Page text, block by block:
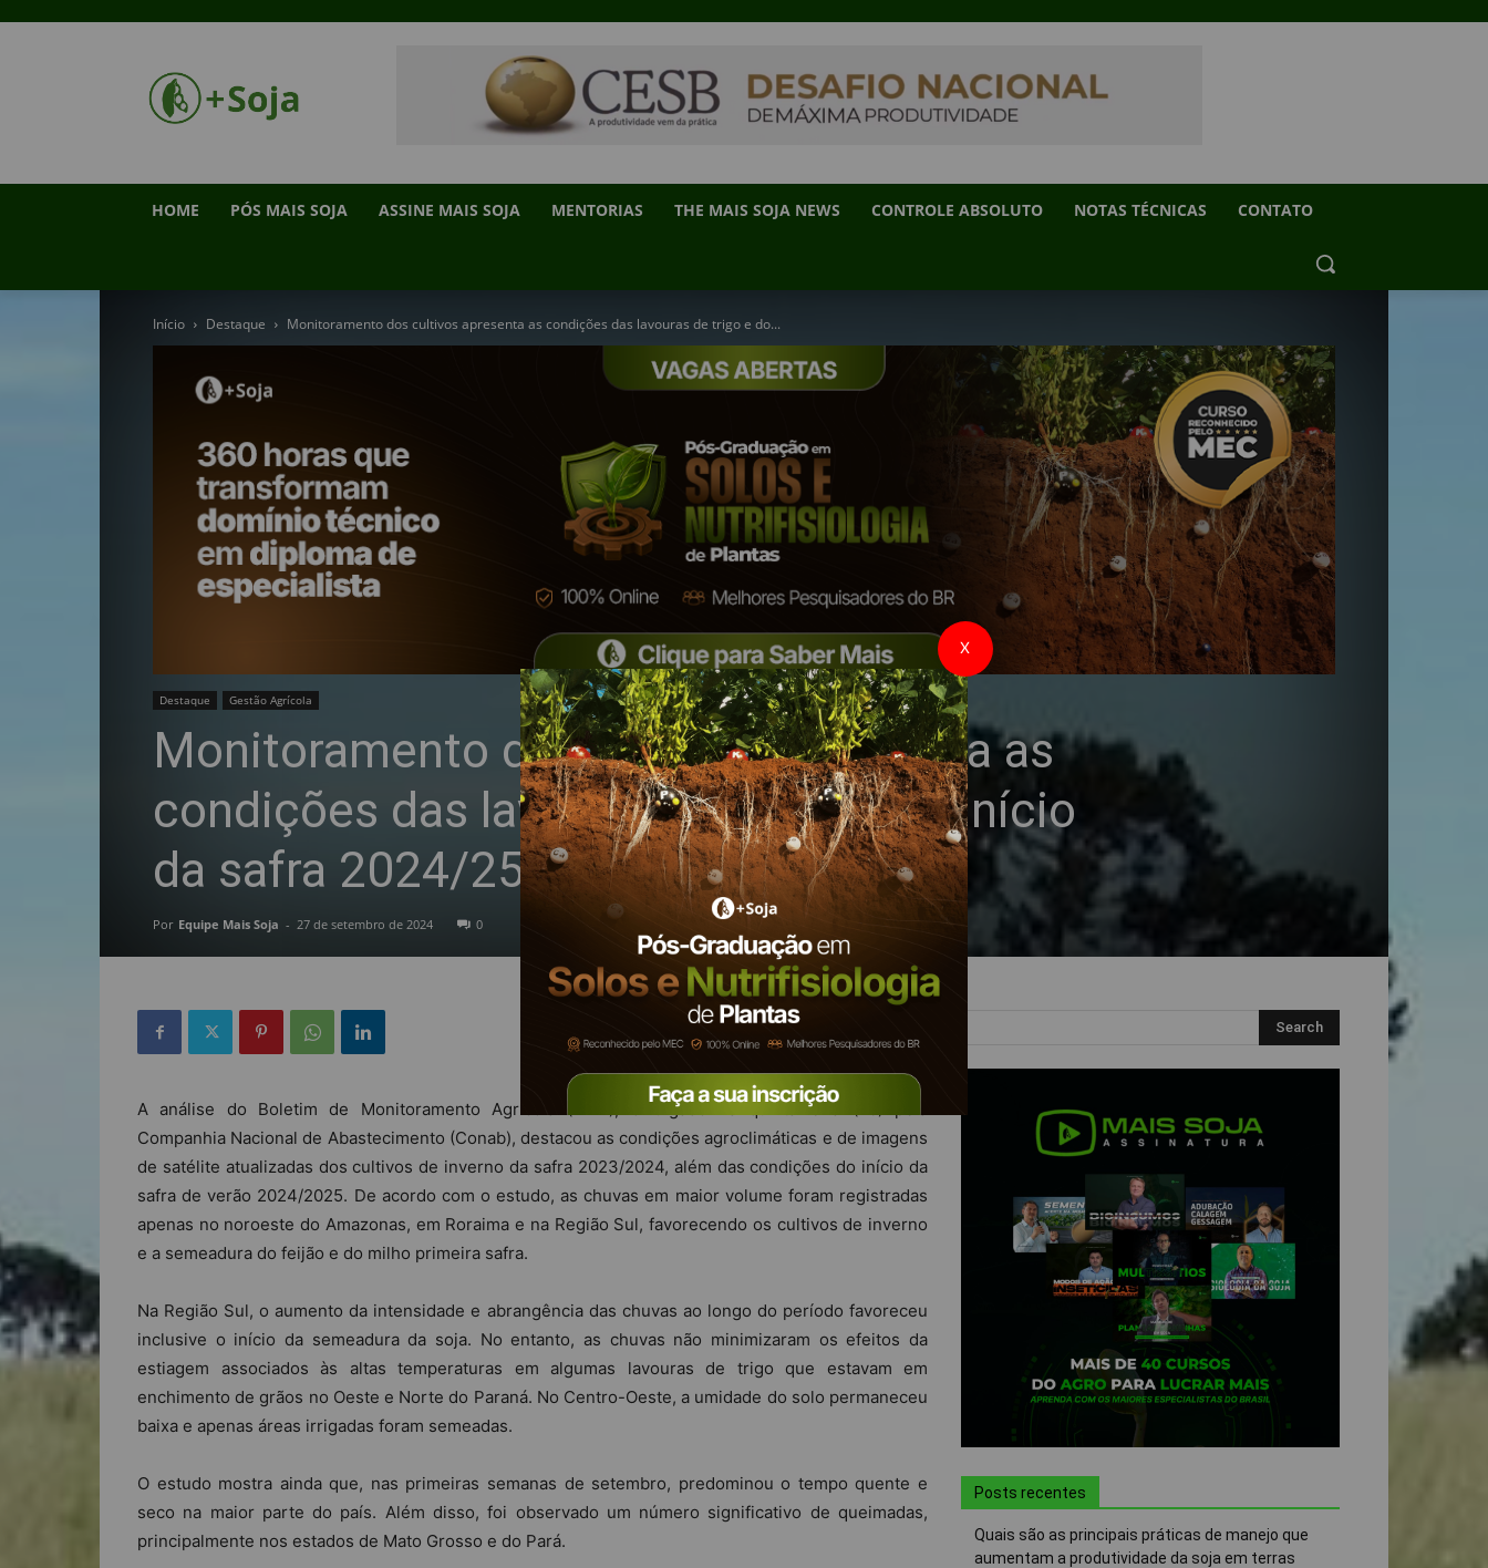
HOME PÓS MAIS SOJA ASSINE MAIS SOJA MENTORIAS THE MAIS SOJA NEWS CONTROLE ABSOLUTO NOTAS TÉCNICAS CONTATO
Início Destaque Monitoramento dos cultivos apresenta as condições das lavouras de trigo e do...
Destaque Gestão Agrícola
Monitoramento dos cultivos apresenta as
condições das lavouras de trigo e do início
da safra 2024/25
Por Equipe Mais Soja - 27 de setembro de 2024 0
A análise do Boletim de Monitoramento Agrícola (BMA), divulgado na quinta-feira (26) pela
Companhia Nacional de Abastecimento (Conab), destacou as condições agroclimáticas e de imagens
de satélite atualizadas dos cultivos de inverno da safra 2023/2024, além das condições do início da
safra de verão 2024/2025. De acordo com o estudo, as chuvas em maior volume foram registradas
apenas no noroeste do Amazonas, em Roraima e na Região Sul, favorecendo os cultivos de inverno
e a semeadura do feijão e do milho primeira safra.
Na Região Sul, o aumento da intensidade e abrangência das chuvas ao longo do período favoreceu
inclusive o início da semeadura da soja. No entanto, as chuvas não minimizaram os efeitos da
estiagem associados às altas temperaturas em algumas lavouras de trigo que estavam em
enchimento de grãos no Oeste e Norte do Paraná. No Centro-Oeste, a umidade do solo permaneceu
baixa e apenas áreas irrigadas foram semeadas.
O estudo mostra ainda que, nas primeiras semanas de setembro, predominou o tempo quente e
seco na maior parte do país. Além disso, foi observado um número significativo de queimadas,
principalmente nos estados de Mato Grosso e do Pará.
Posts recentes
Quais são as principais práticas de manejo que
aumentam a produtividade da soja em terras
X